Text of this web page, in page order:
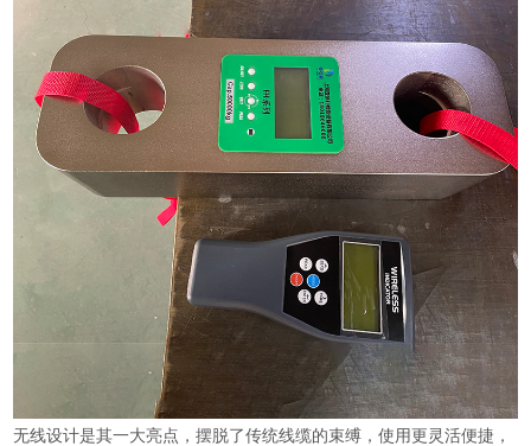
无线设计是其一大亮点，摆脱了传统线缆的束缚，使用更灵活便捷，